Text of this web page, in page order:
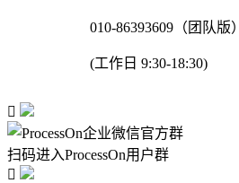
010-86393609（团队版）
(工作日 9:30-18:30)

扫码进入ProcessOn用户群
